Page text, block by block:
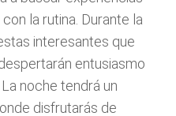
la rutina. Durante la
interesantes que
entusiasmo
noche tendrá un
disfrutarás de